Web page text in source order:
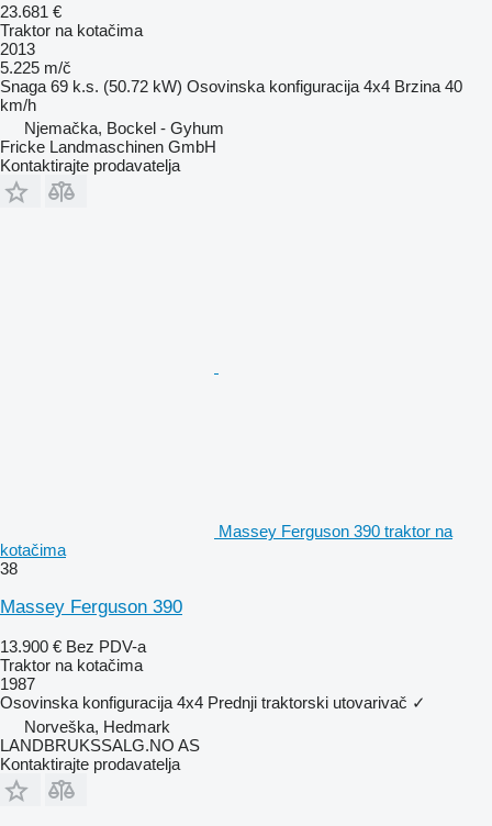
23.681 €
Traktor na kotačima
2013
5.225 m/č
Snaga 69 k.s. (50.72 kW) Osovinska konfiguracija 4x4 Brzina 40
km/h
Njemačka, Bockel - Gyhum
Fricke Landmaschinen GmbH
Kontaktirajte prodavatelja
Massey Ferguson 390 traktor na
kotačima
38
Massey Ferguson 390
13.900 € Bez PDV-a
Traktor na kotačima
1987
Osovinska konfiguracija 4x4 Prednji traktorski utovarivač ✓
Norveška, Hedmark
LANDBRUKSSALG.NO AS
Kontaktirajte prodavatelja